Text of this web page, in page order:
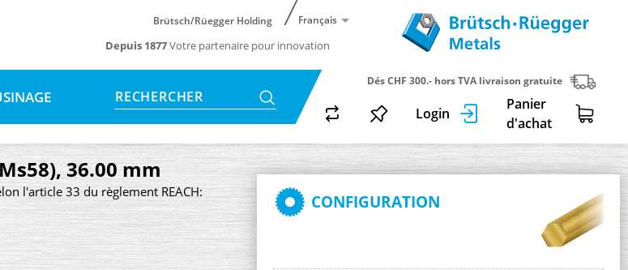
Brütsch/Rüegger Holding Français
Depuis 1877Votre partenaire pour innovation
RECHERCHER
Dés CHF 300.- hors TVA livraison gratuite
Login
Panier
d'achat
36.00 mm
l'article 33 du règlement REACH:
CONFIGURATION